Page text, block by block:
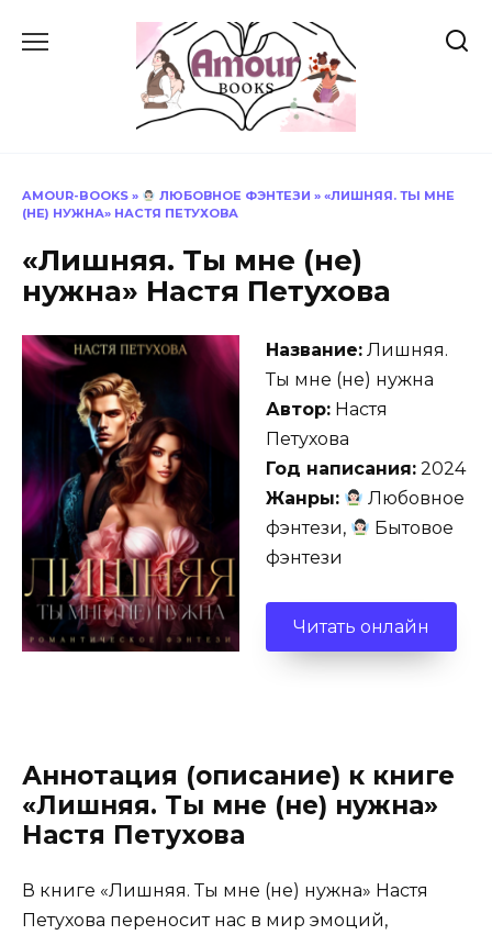
AMOUR-BOOKS » ЛЮБОВНОЕ ФЭНТЕЗИ » «ЛИШНЯЯ. ТЫ МНЕ
(НЕ) НУЖНА» НАСТЯ ПЕТУХОВА
«Лишняя. Ты мне (не)
нужна» Настя Петухова
Название: Лишняя.
Ты мне (не) нужна
Автор: Настя
Петухова
Год написания: 2024
Жанры:
Любовное
фэнтези,
Бытовое
фэнтези
Читать онлайн
Аннотация (описание) к книге
«Лишняя. Ты мне (не) нужна»
Настя Петухова
В книге «Лишняя. Ты мне (не) нужна» Настя
Петухова переносит нас в мир эмоций,